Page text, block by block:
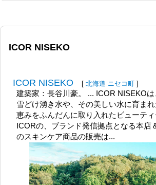
ICOR NISEKO
ICOR NISEKO [ 北海道 ニセコ町 ]
建築家：長谷川豪。 ... ICOR NISEKO
雪どけ湧き水や、その美しい水に育ま
恵みをふんだんに取り入れたビューテ
ICORの、ブランド発信拠点となる本店
のスキンケア商品の販売は...